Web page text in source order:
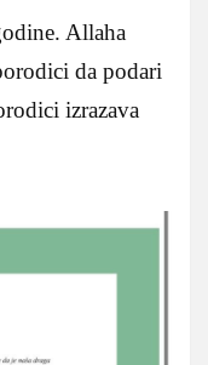
Allaha
da podari
izrazava